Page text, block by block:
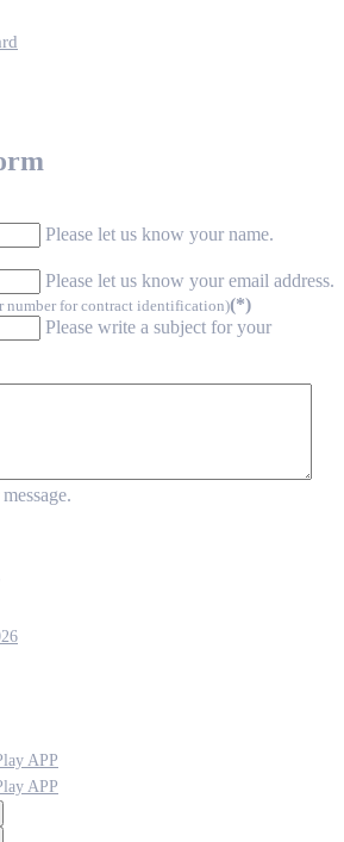
Please let us know your name.
Please let us know your email address.
number for contract identification)(*)
Please write a subject for your